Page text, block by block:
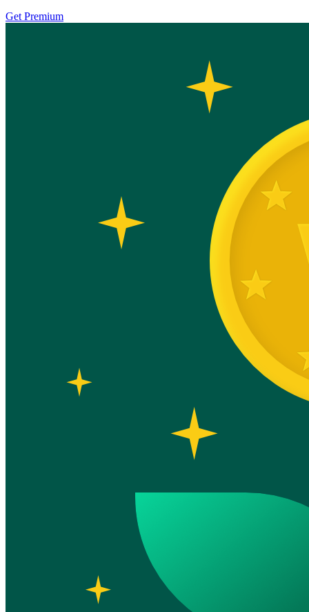
Get Premium